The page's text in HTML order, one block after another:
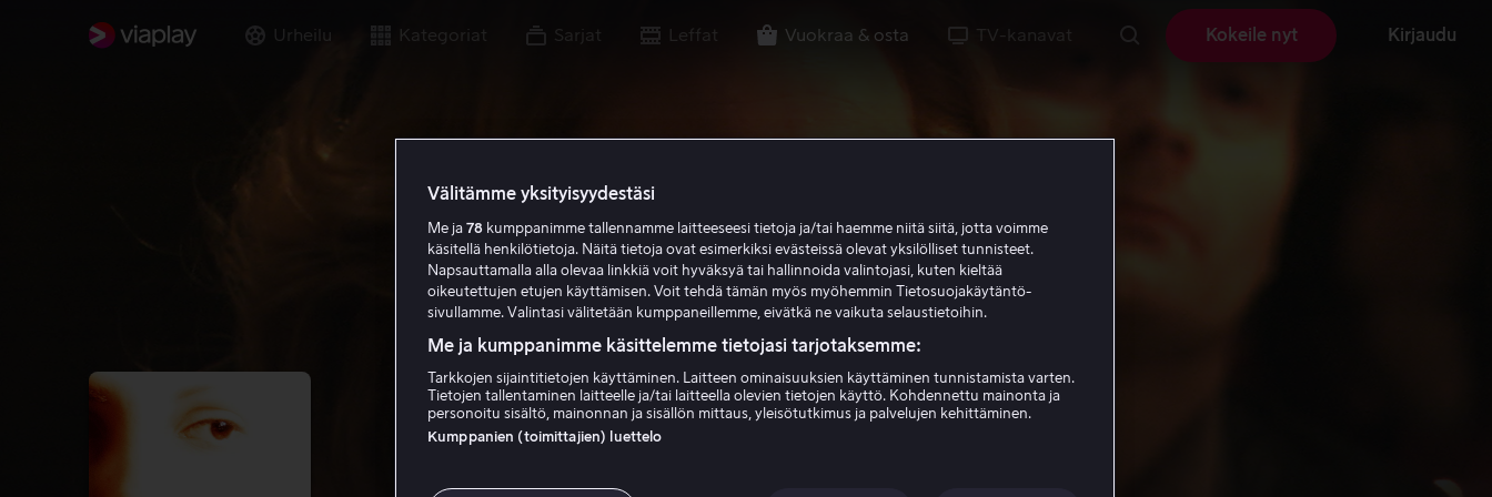
Urheilu Kategoriat Sarjat Leffat Vuokraa & osta TV-kanavat Kokeile nyt Kirjaudu
Välitämme yksityisyydestäsi
Me ja 78 kumppanimme tallennamme laitteeseesi tietoja ja/tai haemme niitä siitä, jotta voimme
käsitellä henkilötietoja. Näitä tietoja ovat esimerkiksi evästeissä olevat yksilölliset tunnisteet.
Napsauttamalla alla olevaa linkkiä voit hyväksyä tai hallinnoida valintojasi, kuten kieltää
oikeutettujen etujen käyttämisen. Voit tehdä tämän myös myöhemmin Tietosuojakäytäntö-
sivullamme. Valintasi välitetään kumppaneillemme, eivätkä ne vaikuta selaustietoihin.
Me ja kumppanimme käsittelemme tietojasi tarjotaksemme:
Tarkkojen sijaintitietojen käyttäminen. Laitteen ominaisuuksien käyttäminen tunnistamista varten.
Tietojen tallentaminen laitteelle ja/tai laitteella olevien tietojen käyttö. Kohdennettu mainonta ja
personoitu sisältö, mainonnan ja sisällön mittaus, yleisötutkimus ja palvelujen kehittäminen.
Kumppanien (toimittajien) luettelo